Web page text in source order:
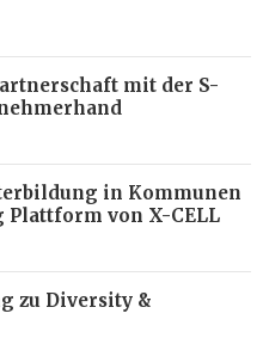
mit der S-
in Kommunen
Plattform von X-CELL
zu Diversity &